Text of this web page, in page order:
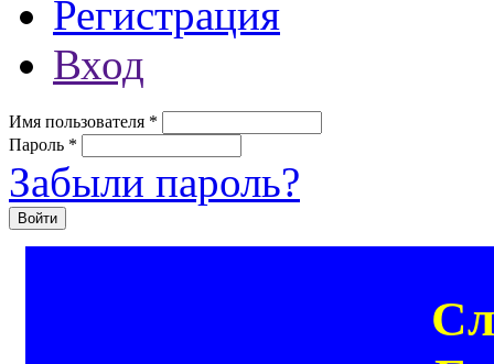
Регистрация
Вход
Имя пользователя *
Пароль *
Забыли пароль?